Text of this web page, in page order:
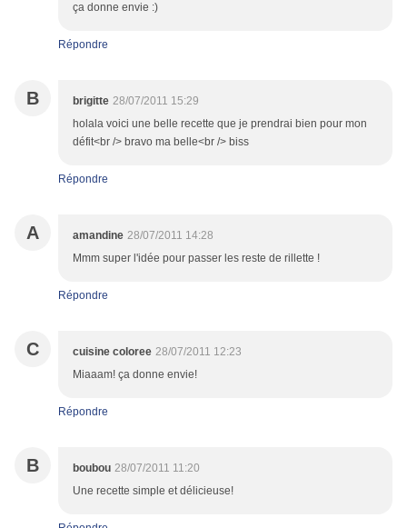
ça donne envie :)
Répondre
B brigitte 28/07/2011 15:29
holala voici une belle recette que je prendrai bien pour mon
défit<br /> bravo ma belle<br /> biss
Répondre
A amandine 28/07/2011 14:28
Mmm super l'idée pour passer les reste de rillette !
Répondre
C cuisine coloree 28/07/2011 12:23
Miaaam! ça donne envie!
Répondre
B boubou 28/07/2011 11:20
Une recette simple et délicieuse!